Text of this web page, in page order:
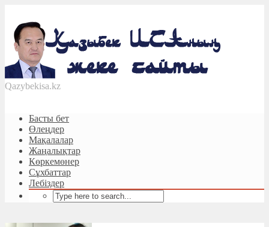
Qazybekisa.kz
Басты бет
Өлеңдер
Мақалалар
Жаңалықтар
Көркемөнер
Сұхбаттар
Лебіздер